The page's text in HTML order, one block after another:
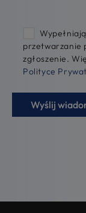
przetwarzanie
zgłoszenie.
Polityce